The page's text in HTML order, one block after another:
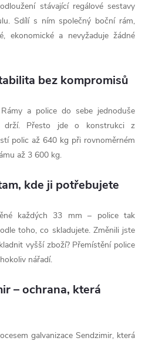
stávající regálové sestavy
Sdílí s ním společný boční rám,
ekonomické a nevyžaduje žádné
bez kompromisů
a police do sebe jednoduše
drží. Přesto jde o konstrukci z
polic až 640 kg při rovnoměrném
až 3 600 kg.
kde ji potřebujete
každých 33 mm – police tak
toho, co skladujete. Změnili jste
vyšší zboží? Přemístění police
nářadí.
– ochrana, která
galvanizace Sendzimir, která